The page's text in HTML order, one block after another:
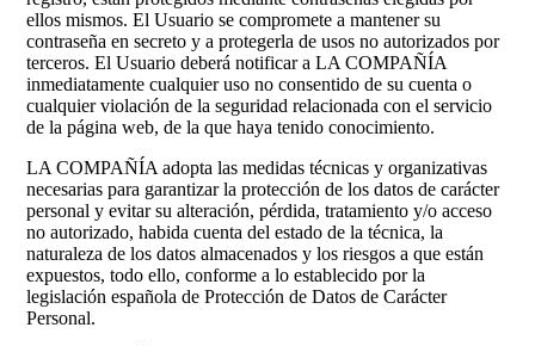
ellos mismos. El Usuario se compromete a mantener su
contraseña en secreto y a protegerla de usos no autorizados por
terceros. El Usuario deberá notificar a LA COMPAÑÍA
inmediatamente cualquier uso no consentido de su cuenta o
cualquier violación de la seguridad relacionada con el servicio
de la página web, de la que haya tenido conocimiento.
LA COMPAÑÍA adopta las medidas técnicas y organizativas
necesarias para garantizar la protección de los datos de carácter
personal y evitar su alteración, pérdida, tratamiento y/o acceso
no autorizado, habida cuenta del estado de la técnica, la
naturaleza de los datos almacenados y los riesgos a que están
expuestos, todo ello, conforme a lo establecido por la
legislación española de Protección de Datos de Carácter
Personal.